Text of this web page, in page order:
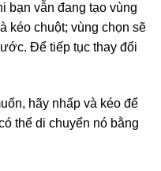
bạn vẫn đang tạo vùng
kéo chuột; vùng chọn sẽ
Để tiếp tục thay đổi
hãy nhấp và kéo để
thể di chuyển nó bằng